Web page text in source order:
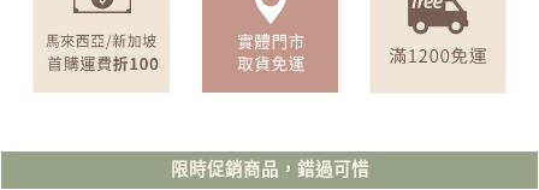
限時促銷商品，錯過可惜